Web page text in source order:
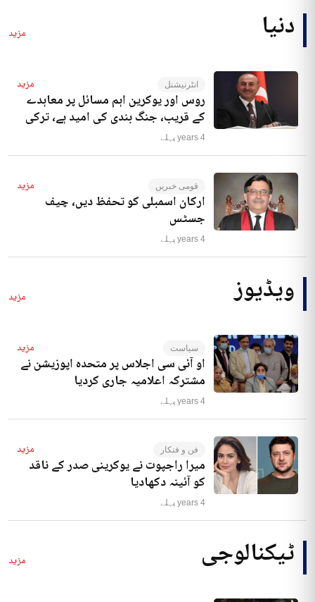
دنیا مزید
انٹرنیشنل مزید
روس اور یوکرین اہم مسائل پر معاہدے
کے قریب، جنگ بندی کی امید ہے، ترکی
4 years پہلے
قومی خبریں مزید
ارکان اسمبلی کو تحفظ دیں، چیف
جسٹس
4 years پہلے
ویڈیوز مزید
سیاست مزید
او آئی سی اجلاس پر متحدہ اپوزیشن نے
مشترکہ اعلامیہ جاری کردیا
4 years پہلے
فن و فنکار مزید
میرا راجپوت نے یوکرینی صدر کے ناقد
کو آئینہ دکھادیا
4 years پہلے
ٹیکنالوجی مزید